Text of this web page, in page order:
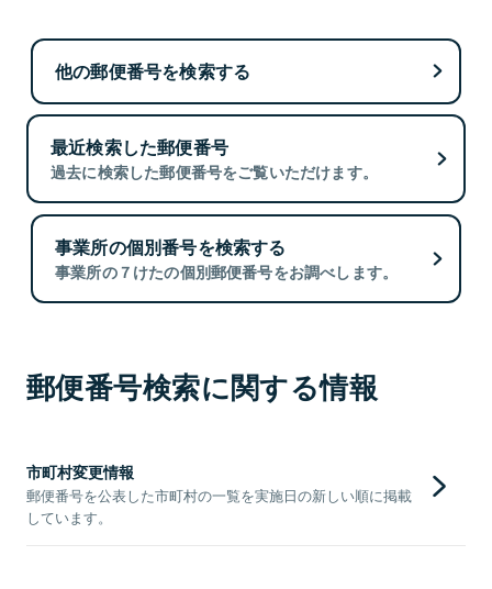
他の郵便番号を検索する
最近検索した郵便番号
過去に検索した郵便番号をご覧いただけます。
事業所の個別番号を検索する
事業所の７けたの個別郵便番号をお調べします。
郵便番号検索に関する情報
市町村変更情報
郵便番号を公表した市町村の一覧を実施日の新しい順に掲載
しています。